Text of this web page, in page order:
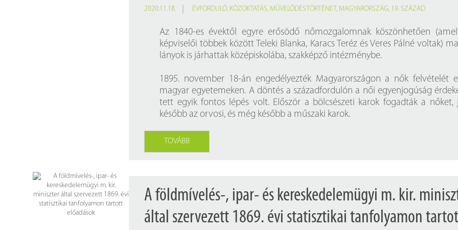
2020.11.18. ÉVFORDULÓ, KÖZOKTATÁS, MŰVELŐDÉSTÖRTÉNET, MAGYARORSZÁG, 19. SZÁZAD
Az 1840-es évektől egyre erősödő nőmozgalomnak köszönhetően
képviselői többek között Teleki Blanka, Karacs Teréz és Veres Pálné voltak)
lányok is járhattak középiskolába, szakképző intézménybe.
1895. november 18-án engedélyezték Magyarországon a nők felvételét
magyar egyetemeken. A döntés a századfordulón a női egyenjogúság
tett egyik fontos lépés volt. Először a bölcsészeti karok fogadták a nőket,
később az orvosi, és még később a műszaki karok.
TOVÁBB
A földmívelés-, ipar- és kereskedelemügyi m. kir.
által szervezett 1869. évi statisztikai tanfolyamon